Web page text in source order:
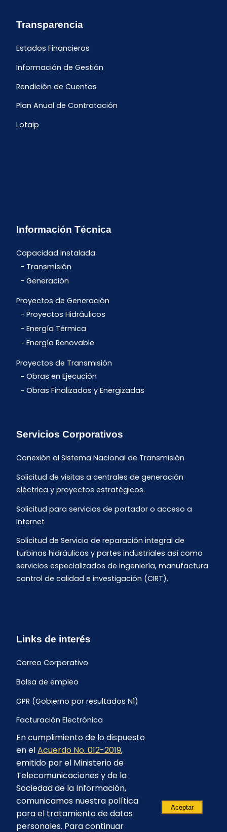
Transparencia
Estados Financieros
Información de Gestión
Rendición de Cuentas
Plan Anual de Contratación
Lotaip
Información Técnica
Capacidad Instalada
Transmisión
Generación
Proyectos de Generación
Proyectos Hidráulicos
Energía Térmica
Energía Renovable
Proyectos de Transmisión
Obras en Ejecución
Obras Finalizadas y Energizadas
Servicios Corporativos
Conexión al Sistema Nacional de Transmisión
Solicitud de visitas a centrales de generación
eléctrica y proyectos estratégicos.
Solicitud para servicios de portador o acceso a
Internet
Solicitud de Servicio de reparación integral de
turbinas hidráulicas y partes industriales así como
servicios especializados de ingeniería, manufactura
control de calidad e investigación (CIRT).
Links de interés
Correo Corporativo
Bolsa de empleo
GPR (Gobierno por resultados N1)
Facturación Electrónica
Archivo Histórico de Facturación
Portal Ambiental y Social
Proyecto Geotérmico Chachimbiro
Contratación consultoría mediante “Lista Corta”
Reglamento de Procesos Asociativos
En cumplimiento de lo dispuesto
en elAcuerdo No. 012-2019,
emitido por el Ministerio de
Telecomunicaciones y de la
Sociedad de la Información,
comunicamos nuestra política
para el tratamiento de datos
personales. Para continuar
Aceptar